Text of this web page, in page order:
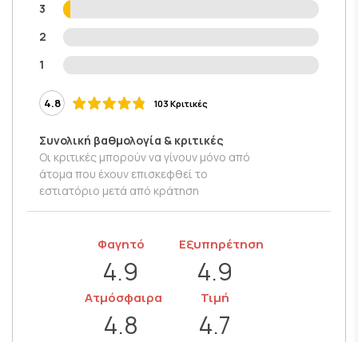
3
2
1
4.8 103 Κριτικές
Συνολική βαθμολογία & κριτικές
Οι κριτικές μπορούν να γίνουν μόνο από
άτομα που έχουν επισκεφθεί το
εστιατόριο μετά από κράτηση
Φαγητό
4.9
Εξυπηρέτηση
4.9
Ατμόσφαιρα
4.8
Τιμή
4.7